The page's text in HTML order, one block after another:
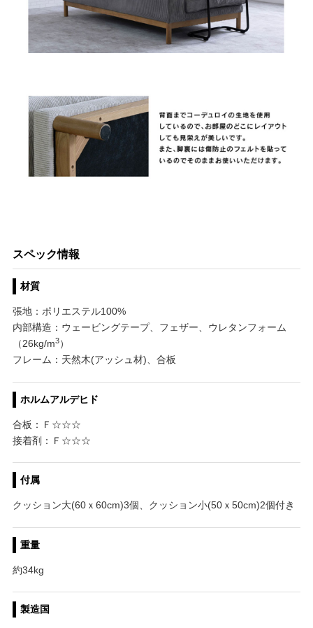
スペック情報
材質
張地：ポリエステル100%
内部構造：ウェービングテープ、フェザー、ウレタンフォーム
（26kg/m3）
フレーム：天然木(アッシュ材)、合板
ホルムアルデヒド
合板：Ｆ☆☆☆
接着剤：Ｆ☆☆☆
付属
クッション大(60ｘ60cm)3個、クッション小(50ｘ50cm)2個付き
重量
約34kg
製造国